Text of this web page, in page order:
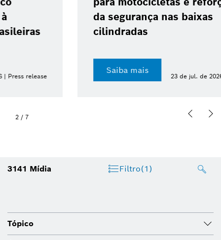
da segurança nas baixas
cilindradas
23 de jul. de 2026 | Press release
2 / 7
3141 Mídia Filtro(1)
Tópico